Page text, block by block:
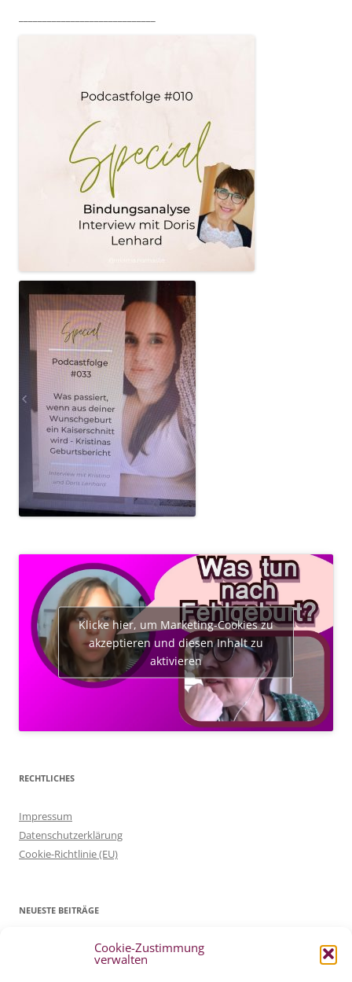
Cookie-Zustimmung
verwalten
Klicke hier, um Marketing-Cookies zu
akzeptieren und diesen Inhalt zu
aktivieren
RECHTLICHES
Impressum
Datenschutzerklärung
Cookie-Richtlinie (EU)
NEUESTE BEITRÄGE
Patientenverfügung Geburt vertreten in WELTWOCHE DER GEBURT